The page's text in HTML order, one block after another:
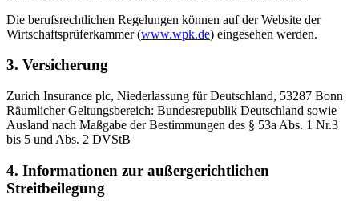
Die berufsrechtlichen Regelungen können auf der Website der
Wirtschaftsprüferkammer (www.wpk.de) eingesehen werden.
3. Versicherung
Zurich Insurance plc, Niederlassung für Deutschland, 53287 Bonn
Räumlicher Geltungsbereich: Bundesrepublik Deutschland sowie
Ausland nach Maßgabe der Bestimmungen des § 53a Abs. 1 Nr.3
bis 5 und Abs. 2 DVStB
4. Informationen zur außergerichtlichen
Streitbeilegung